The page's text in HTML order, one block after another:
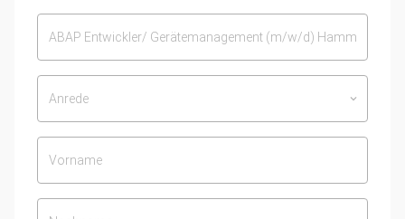
Anrede keyboard_arrow_down